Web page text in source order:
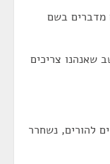
מדברים בשם
שאנהנו צריכים
להורים, נשחרר